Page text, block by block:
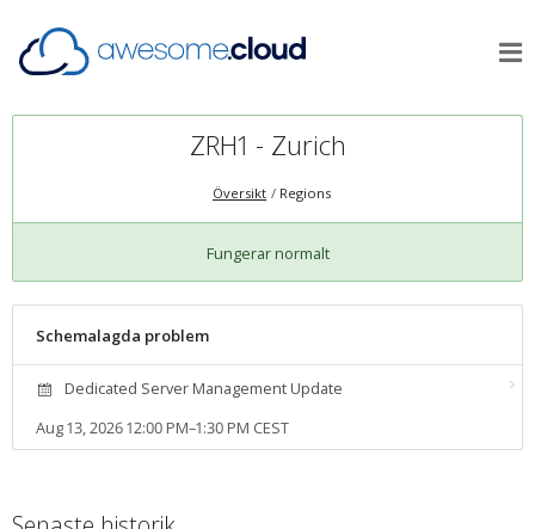
ZRH1 - Zurich
Översikt Regions
Fungerar normalt
Schemalagda problem
Dedicated Server Management Update
Aug 13, 2026 12:00 PM–1:30 PM CEST